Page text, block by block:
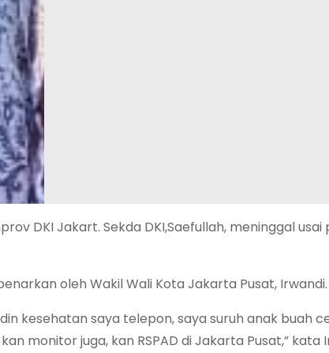
DKI Jakart. Sekda DKI,Saefullah, meninggal usai
oleh Wakil Wali Kota Jakarta Pusat, Irwandi.
kesehatan saya telepon, saya suruh anak buah
monitor juga, kan RSPAD di Jakarta Pusat,” kata